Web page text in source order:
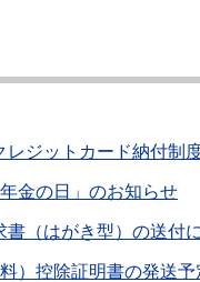
ジットカード納付制
金の日」のお知らせ
（はがき型）の送付
）控除証明書の発送